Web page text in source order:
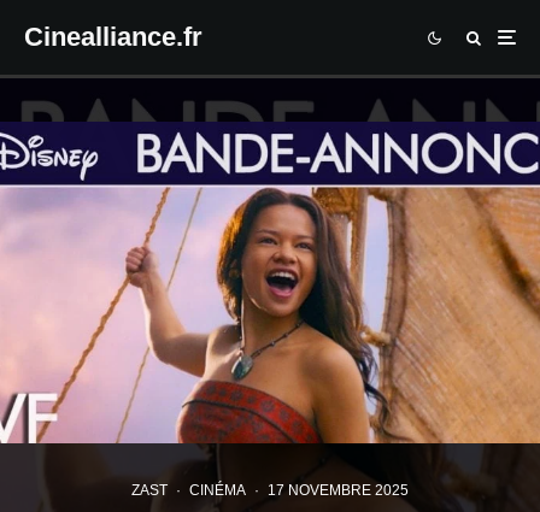
Cinealliance.fr
ZAST · CINÉMA · 17 NOVEMBRE 2025